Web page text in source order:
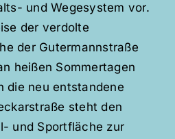
und Wegesystem vor.
der verdolte
der Gutermannstraße
heißen Sommertagen
die neu entstandene
steht den
und Sportfläche zur